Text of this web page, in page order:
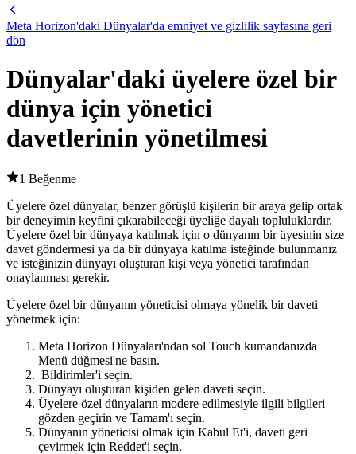
Meta Horizon'daki Dünyalar'da emniyet ve gizlilik sayfasına geri
dön
Dünyalar'daki üyelere özel bir
dünya için yönetici
davetlerinin yönetilmesi
1 Beğenme
Üyelere özel dünyalar, benzer görüşlü kişilerin bir araya gelip ortak
bir deneyimin keyfini çıkarabileceği üyeliğe dayalı topluluklardır.
Üyelere özel bir dünyaya katılmak için o dünyanın bir üyesinin size
davet göndermesi ya da bir dünyaya katılma isteğinde bulunmanız
ve isteğinizin dünyayı oluşturan kişi veya yönetici tarafından
onaylanması gerekir.
Üyelere özel bir dünyanın yöneticisi olmaya yönelik bir daveti
yönetmek için:
Meta Horizon Dünyaları'ndan sol Touch kumandanızda
Menü düğmesi'ne basın.
Bildirimler'i seçin.
Dünyayı oluşturan kişiden gelen daveti seçin.
Üyelere özel dünyaların modere edilmesiyle ilgili bilgileri
gözden geçirin ve Tamam'ı seçin.
Dünyanın yöneticisi olmak için Kabul Et'i, daveti geri
çevirmek için Reddet'i seçin.